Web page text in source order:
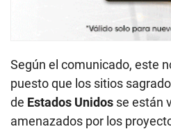
Según el comunicado, este
puesto que los sitios
de Estados Unidos se están
amenazados por los